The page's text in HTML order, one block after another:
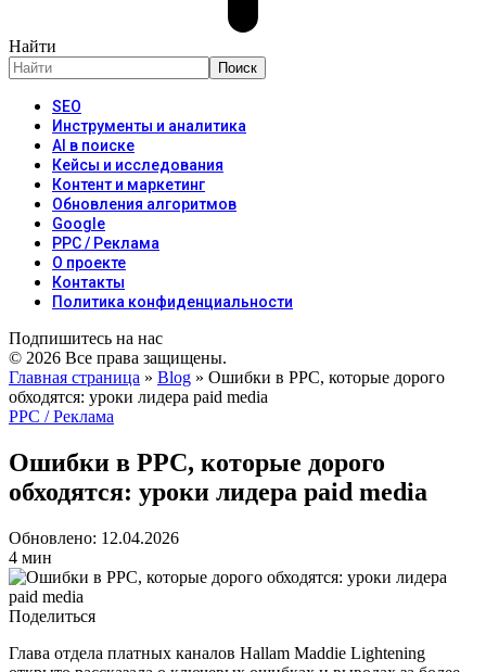
Найти
SEO
Инструменты и аналитика
AI в поиске
Кейсы и исследования
Контент и маркетинг
Обновления алгоритмов
Google
PPC / Реклама
О проекте
Контакты
Политика конфиденциальности
Подпишитесь на нас
© 2026 Все права защищены.
Главная страница » Blog » Ошибки в PPC, которые дорого
обходятся: уроки лидера paid media
PPC / Реклама
Ошибки в PPC, которые дорого
обходятся: уроки лидера paid media
Обновлено: 12.04.2026
4 мин
Поделиться
Глава отдела платных каналов Hallam Maddie Lightening